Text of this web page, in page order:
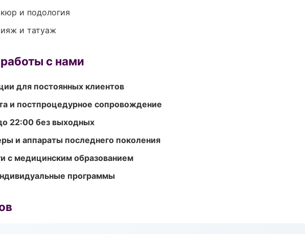
и подология
и татуаж
с нами
для постоянных клиентов
и постпроцедурное сопровождение
22:00 без выходных
и аппараты последнего поколения
с медицинским образованием
программы